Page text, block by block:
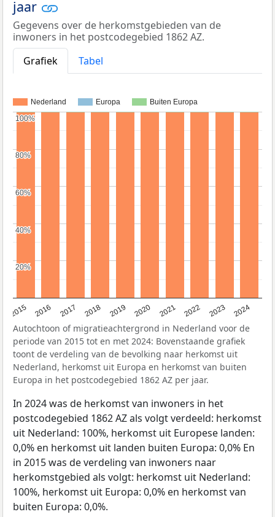
jaar
Gegevens over de herkomstgebieden van de
inwoners in het postcodegebied 1862 AZ.
Grafiek
Tabel
Nederland Europa Buiten Europa
2015 2016 2017 2018 2019 2020 2021 2022 2023 2024
20%
20%
40%
40%
60%
60%
80%
80%
100%
100%
Autochtoon of migratieachtergrond in Nederland voor de
periode van 2015 tot en met 2024: Bovenstaande grafiek
toont de verdeling van de bevolking naar herkomst uit
Nederland, herkomst uit Europa en herkomst van buiten
Europa in het postcodegebied 1862 AZ per jaar.
In 2024 was de herkomst van inwoners in het
postcodegebied 1862 AZ als volgt verdeeld: herkomst
uit Nederland: 100%, herkomst uit Europese landen:
0,0% en herkomst uit landen buiten Europa: 0,0% En
in 2015 was de verdeling van inwoners naar
herkomstgebied als volgt: herkomst uit Nederland:
100%, herkomst uit Europa: 0,0% en herkomst van
buiten Europa: 0,0%.